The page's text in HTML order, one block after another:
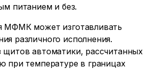
питанием и без.
МФМК может изготавливать
различного исполнения.
щитов автоматики, рассчитанных
при температуре в границах